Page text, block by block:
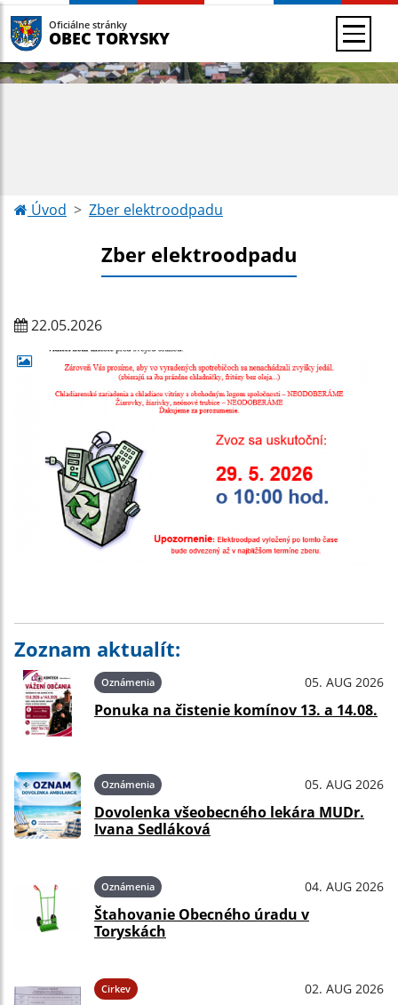
Oficiálne stránky
OBEC TORYSKY
Úvod Zber elektroodpadu
Zber elektroodpadu
22.05.2026
Zoznam aktualít:
Oznámenia 05. AUG 2026
Ponuka na čistenie komínov 13. a 14.08.
Oznámenia 05. AUG 2026
Dovolenka všeobecného lekára MUDr.
Ivana Sedláková
Oznámenia 04. AUG 2026
Štahovanie Obecného úradu v
Toryskách
Cirkev 02. AUG 2026